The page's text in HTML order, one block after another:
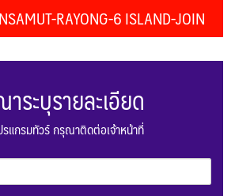
RAYONG-6 ISLAND-JOIN
ระบุรายละเอียด
รแกรมทัวร์ กรุณาติดต่อเจ้าหน้าที่